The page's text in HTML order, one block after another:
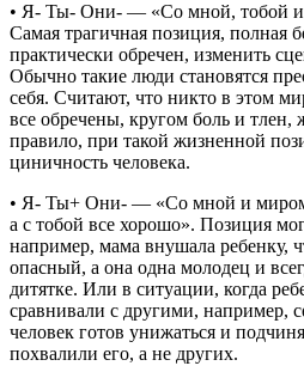
• Я- Ты- Они- — «Со мной, тобой и
Самая трагичная позиция, полная
практически обречен, изменить
Обычно такие люди становятся
себя. Считают, что никто в этом
все обречены, кругом боль и тлен,
правило, при такой жизненной
циничность человека.
• Я- Ты+ Они- — «Со мной и миром
а с тобой все хорошо». Позиция
например, мама внушала ребенку,
опасный, а она одна молодец и
дитятке. Или в ситуации, когда
сравнивали с другими, например,
человек готов унижаться и
похвалили его, а не других.